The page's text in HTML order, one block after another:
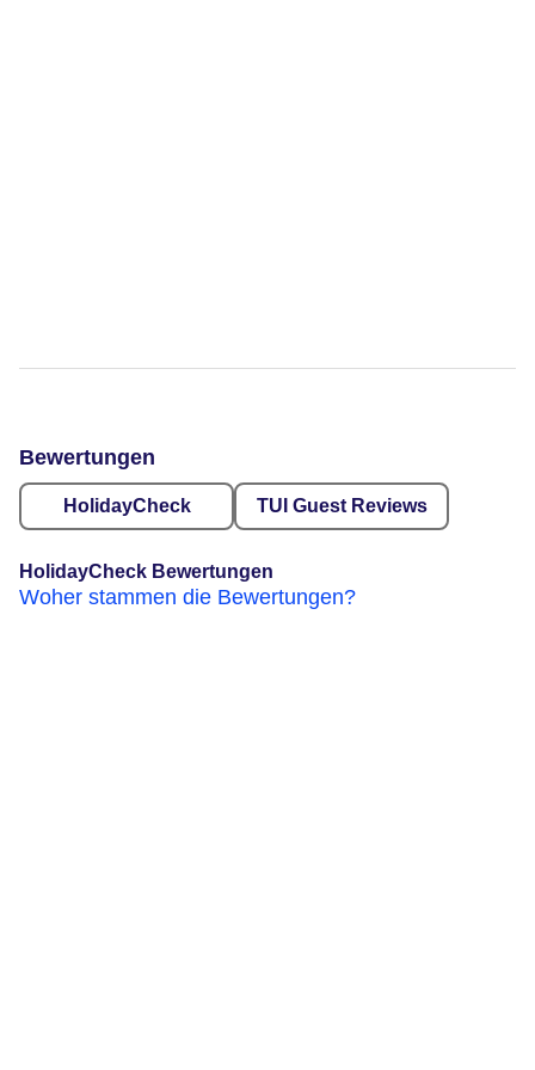
Bewertungen
HolidayCheck TUI Guest Reviews
HolidayCheck Bewertungen
Woher stammen die Bewertungen?